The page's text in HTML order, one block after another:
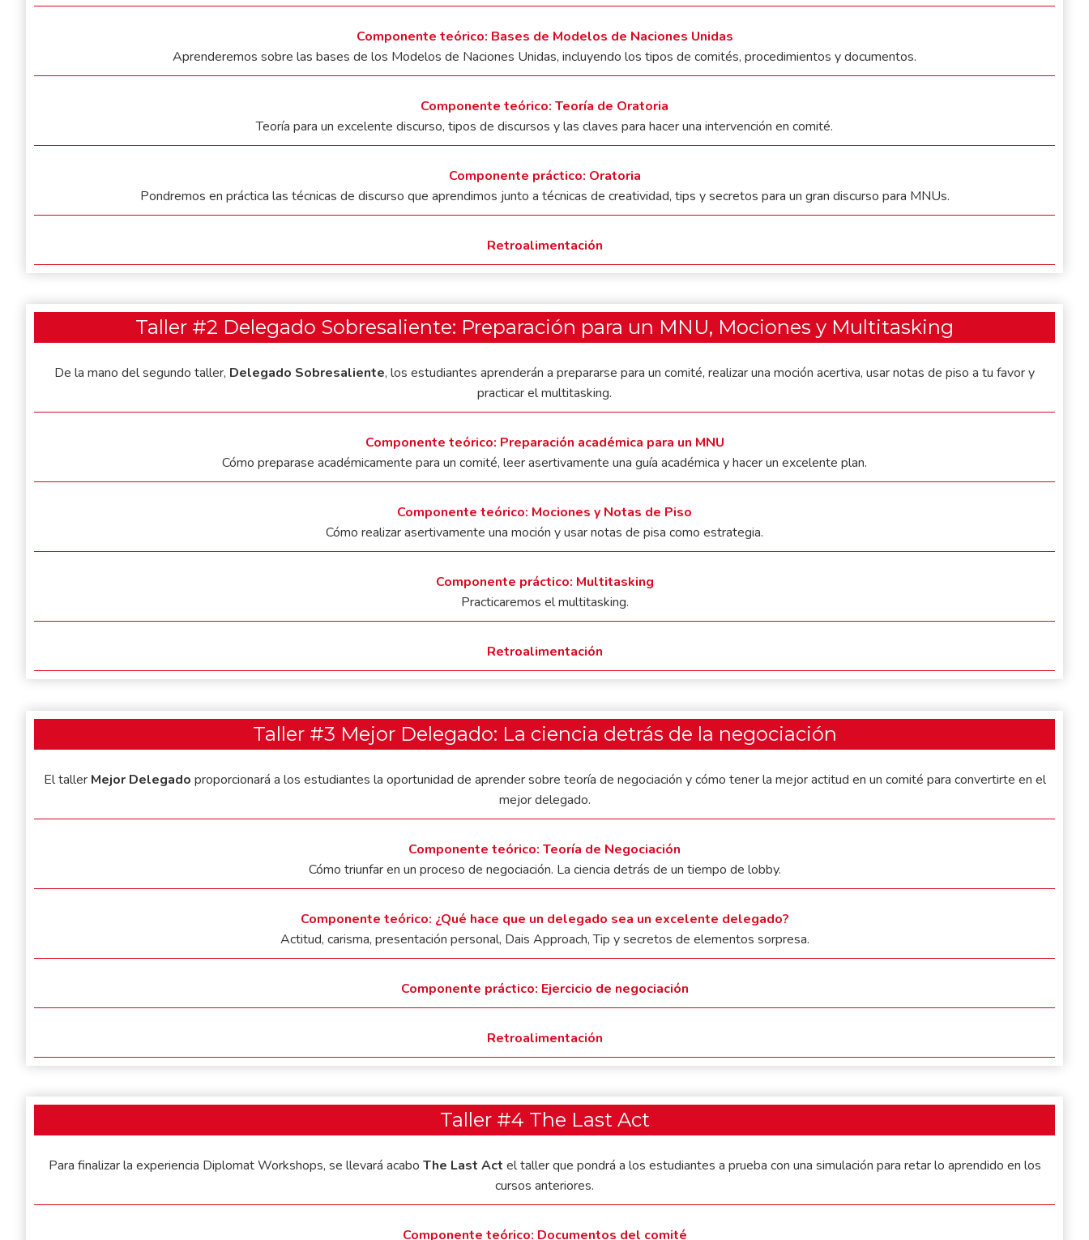
Componente teórico: Bases de Modelos de Naciones Unidas
Aprenderemos sobre las bases de los Modelos de Naciones Unidas, incluyendo los tipos de comités, procedimientos y documentos.
Componente teórico: Teoría de Oratoria
Teoría para un excelente discurso, tipos de discursos y las claves para hacer una intervención en comité.
Componente práctico: Oratoria
Pondremos en práctica las técnicas de discurso que aprendimos junto a técnicas de creatividad, tips y secretos para un gran discurso para MNUs.
Retroalimentación
Taller #2 Delegado Sobresaliente: Preparación para un MNU, Mociones y Multitasking
De la mano del segundo taller, Delegado Sobresaliente, los estudiantes aprenderán a prepararse para un comité, realizar una moción acertiva, usar notas de piso a tu favor y
practicar el multitasking.
Componente teórico: Preparación académica para un MNU
Cómo preparase académicamente para un comité, leer asertivamente una guía académica y hacer un excelente plan.
Componente teórico: Mociones y Notas de Piso
Cómo realizar asertivamente una moción y usar notas de pisa como estrategia.
Componente práctico: Multitasking
Practicaremos el multitasking.
Retroalimentación
Taller #3 Mejor Delegado: La ciencia detrás de la negociación
El taller Mejor Delegado proporcionará a los estudiantes la oportunidad de aprender sobre teoría de negociación y cómo tener la mejor actitud en un comité para convertirte en el
mejor delegado.
Componente teórico: Teoría de Negociación
Cómo triunfar en un proceso de negociación. La ciencia detrás de un tiempo de lobby.
Componente teórico: ¿Qué hace que un delegado sea un excelente delegado?
Actitud, carisma, presentación personal, Dais Approach, Tip y secretos de elementos sorpresa.
Componente práctico: Ejercicio de negociación
Retroalimentación
Taller #4 The Last Act
Para finalizar la experiencia Diplomat Workshops, se llevará acabo The Last Act el taller que pondrá a los estudiantes a prueba con una simulación para retar lo aprendido en los
cursos anteriores.
Componente teórico: Documentos del comité